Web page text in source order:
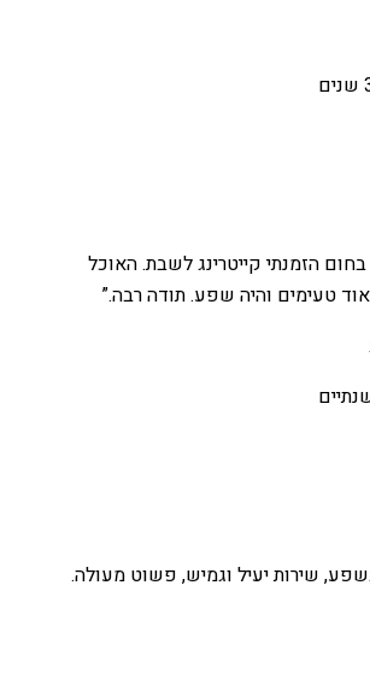
הזמנתי קייטרינג לשבת. האוכל
טעימים והיה שפע. תודה רבה.”
שירות יעיל וגמיש, פשוט מעולה.